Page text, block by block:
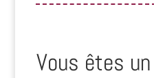
Vous êtes